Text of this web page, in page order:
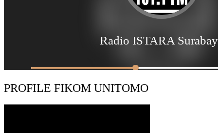
PROFILE FIKOM UNITOMO